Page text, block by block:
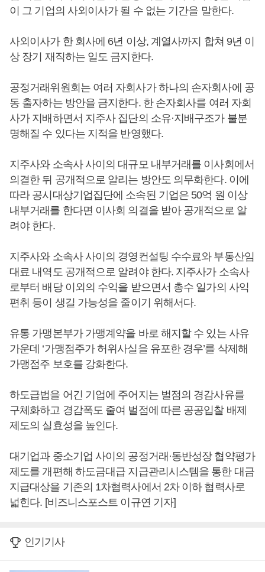
이 그 기업의 사외이사가 될 수 없는 기간을 말한다.
사외이사가 한 회사에 6년 이상, 계열사까지 합쳐 9년 이
상 장기 재직하는 일도 금지한다.
공정거래위원회는 여러 자회사가 하나의 손자회사에 공
동 출자하는 방안을 금지한다. 한 손자회사를 여러 자회
사가 지배하면서 지주사 집단의 소유·지배구조가 불분
명해질 수 있다는 지적을 반영했다.
지주사와 소속사 사이의 대규모 내부거래를 이사회에서
의결한 뒤 공개적으로 알리는 방안도 의무화한다. 이에
따라 공시대상기업집단에 소속된 기업은 50억 원 이상
내부거래를 한다면 이사회 의결을 받아 공개적으로 알
려야 한다.
지주사와 소속사 사이의 경영컨설팅 수수료와 부동산임
대료 내역도 공개적으로 알려야 한다. 지주사가 소속사
로부터 배당 이외의 수익을 받으면서 총수 일가의 사익
편취 등이 생길 가능성을 줄이기 위해서다.
유통 가맹본부가 가맹계약을 바로 해지할 수 있는 사유
가운데 ‘가맹점주가 허위사실을 유포한 경우’를 삭제해
가맹점주 보호를 강화한다.
하도급법을 어긴 기업에 주어지는 벌점의 경감사유를
구체화하고 경감폭도 줄여 벌점에 따른 공공입찰 배제
제도의 실효성을 높인다.
대기업과 중소기업 사이의 공정거래·동반성장 협약평가
제도를 개편해 하도금대급 지급관리시스템을 통한 대금
지급대상을 기존의 1차협력사에서 2차 이하 협력사로
넓힌다. [비즈니스포스트 이규연 기자]
인기기사